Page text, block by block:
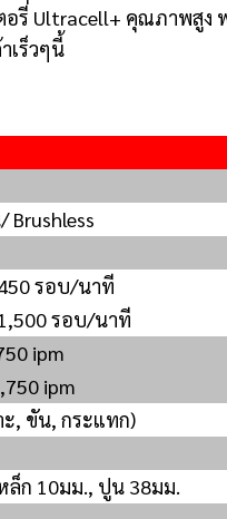
อรี่ Ultracell+ คุณภาพสูง
เร็วๆนี้
Brushless
รอบ/นาที
รอบ/นาที
ipm
ipm
ะ, ขัน, กระแทก)
ล็ก 10มม., ปูน 38มม.